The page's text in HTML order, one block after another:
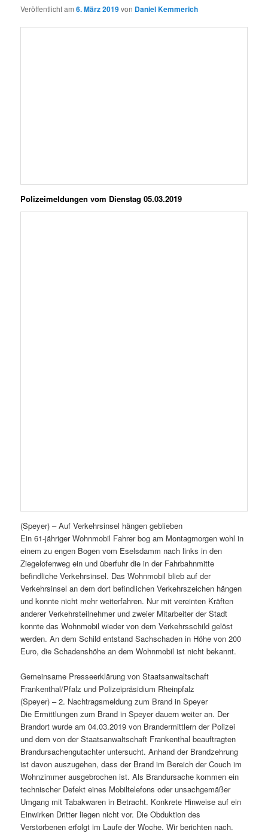
Veröffentlicht am6. März 2019von Daniel Kemmerich
Polizeimeldungen vom Dienstag 05.03.2019
(Speyer) – Auf Verkehrsinsel hängen geblieben
Ein 61-jähriger Wohnmobil Fahrer bog am Montagmorgen wohl in
einem zu engen Bogen vom Eselsdamm nach links in den
Ziegelofenweg ein und überfuhr die in der Fahrbahnmitte
befindliche Verkehrsinsel. Das Wohnmobil blieb auf der
Verkehrsinsel an dem dort befindlichen Verkehrszeichen hängen
und konnte nicht mehr weiterfahren. Nur mit vereinten Kräften
anderer Verkehrsteilnehmer und zweier Mitarbeiter der Stadt
konnte das Wohnmobil wieder von dem Verkehrsschild gelöst
werden. An dem Schild entstand Sachschaden in Höhe von 200
Euro, die Schadenshöhe an dem Wohnmobil ist nicht bekannt.
Gemeinsame Presseerklärung von Staatsanwaltschaft
Frankenthal/Pfalz und Polizeipräsidium Rheinpfalz
(Speyer) – 2. Nachtragsmeldung zum Brand in Speyer
Die Ermittlungen zum Brand in Speyer dauern weiter an. Der
Brandort wurde am 04.03.2019 von Brandermittlern der Polizei
und dem von der Staatsanwaltschaft Frankenthal beauftragten
Brandursachengutachter untersucht. Anhand der Brandzehrung
ist davon auszugehen, dass der Brand im Bereich der Couch im
Wohnzimmer ausgebrochen ist. Als Brandursache kommen ein
technischer Defekt eines Mobiltelefons oder unsachgemäßer
Umgang mit Tabakwaren in Betracht. Konkrete Hinweise auf ein
Einwirken Dritter liegen nicht vor. Die Obduktion des
Verstorbenen erfolgt im Laufe der Woche. Wir berichten nach.